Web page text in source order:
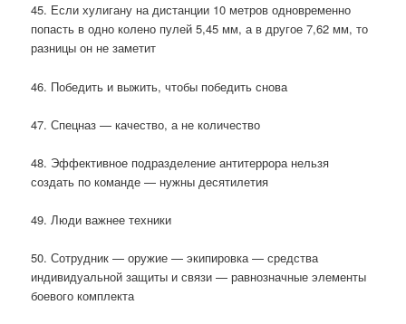
45. Если хулигану на дистанции 10 метров одновременно
попасть в одно колено пулей 5,45 мм, а в другое 7,62 мм, то
разницы он не заметит
46. Победить и выжить, чтобы победить снова
47. Спецназ — качество, а не количество
48. Эффективное подразделение антитеррора нельзя
создать по команде — нужны десятилетия
49. Люди важнее техники
50. Сотрудник — оружие — экипировка — средства
индивидуальной защиты и связи — равнозначные элементы
боевого комплекта